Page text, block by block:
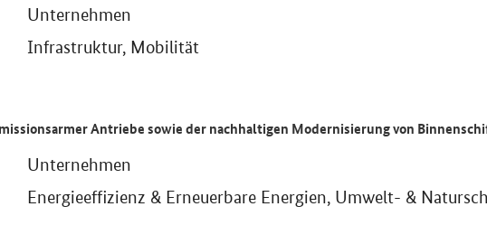
Unternehmen
Infrastruktur, Mobilität
Antriebe sowie der nachhaltigen Modernisierung von
Unternehmen
Energieeffizienz & Erneuerbare Energien, Umwelt- &